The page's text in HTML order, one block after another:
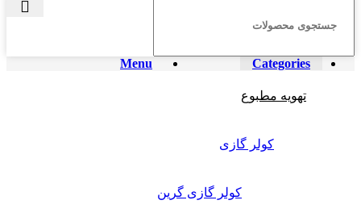
Menu Categories
تهویه مطبوع
کولر گازی
کولر گازی گرین